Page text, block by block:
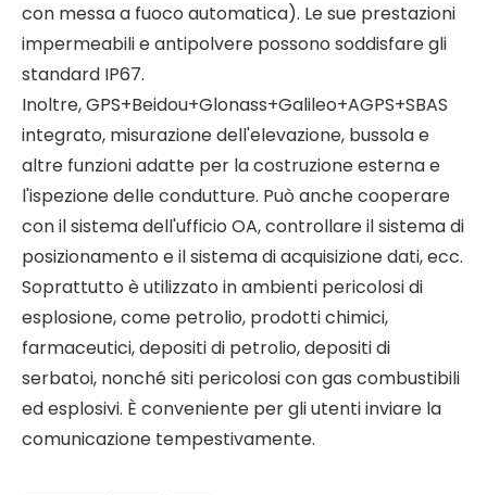
con messa a fuoco automatica). Le sue prestazioni
impermeabili e antipolvere possono soddisfare gli
standard IP67.
Inoltre, GPS+Beidou+Glonass+Galileo+AGPS+SBAS
integrato, misurazione dell'elevazione, bussola e
altre funzioni adatte per la costruzione esterna e
l'ispezione delle condutture. Può anche cooperare
con il sistema dell'ufficio OA, controllare il sistema di
posizionamento e il sistema di acquisizione dati, ecc.
Soprattutto è utilizzato in ambienti pericolosi di
esplosione, come petrolio, prodotti chimici,
farmaceutici, depositi di petrolio, depositi di
serbatoi, nonché siti pericolosi con gas combustibili
ed esplosivi. È conveniente per gli utenti inviare la
comunicazione tempestivamente.